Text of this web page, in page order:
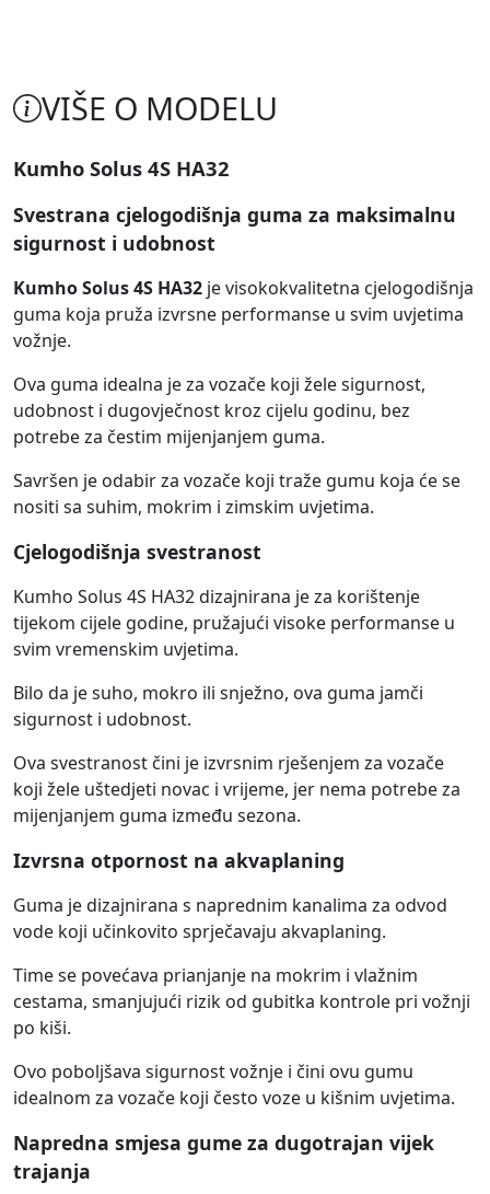
VIŠE O MODELU
Kumho Solus 4S HA32
Svestrana cjelogodišnja guma za maksimalnu
sigurnost i udobnost
Kumho Solus 4S HA32 je visokokvalitetna cjelogodišnja
guma koja pruža izvrsne performanse u svim uvjetima
vožnje.
Ova guma idealna je za vozače koji žele sigurnost,
udobnost i dugovječnost kroz cijelu godinu, bez
potrebe za čestim mijenjanjem guma.
Savršen je odabir za vozače koji traže gumu koja će se
nositi sa suhim, mokrim i zimskim uvjetima.
Cjelogodišnja svestranost
Kumho Solus 4S HA32 dizajnirana je za korištenje
tijekom cijele godine, pružajući visoke performanse u
svim vremenskim uvjetima.
Bilo da je suho, mokro ili snježno, ova guma jamči
sigurnost i udobnost.
Ova svestranost čini je izvrsnim rješenjem za vozače
koji žele uštedjeti novac i vrijeme, jer nema potrebe za
mijenjanjem guma između sezona.
Izvrsna otpornost na akvaplaning
Guma je dizajnirana s naprednim kanalima za odvod
vode koji učinkovito sprječavaju akvaplaning.
Time se povećava prianjanje na mokrim i vlažnim
cestama, smanjujući rizik od gubitka kontrole pri vožnji
po kiši.
Ovo poboljšava sigurnost vožnje i čini ovu gumu
idealnom za vozače koji često voze u kišnim uvjetima.
Napredna smjesa gume za dugotrajan vijek
trajanja